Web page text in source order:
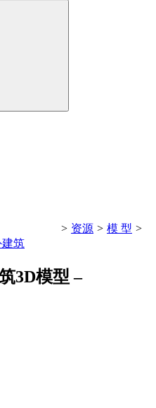
> 资源 > 模 型 >
筑
3D模型 –